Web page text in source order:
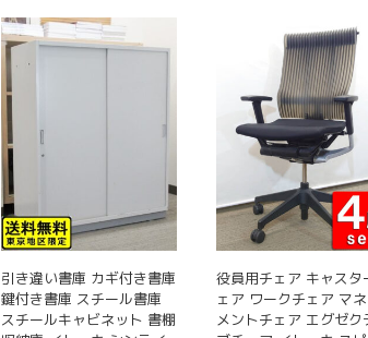
引き違い書庫 カギ付き書庫
鍵付き書庫 スチール書庫
スチールキャビネット 書棚
役員用チェア キャスタ
ェア ワークチェア マ
メントチェア エグゼク